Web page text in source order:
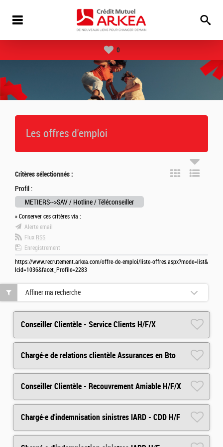
0
Les offres d'emploi
Critères sélectionnés :
Profil :
METIERS-->SAV / Hotline / Téléconseiller
» Conserver ces critères via :
Alerte email
Flux RSS
Enregistrement
https://www.recrutement.arkea.com/offre-de-emploi/liste-offres.aspx?mode=list&
lcid=1036&facet_Profile=2283
Conseiller Clientèle - Service Clients H/F/X
Chargé·e de relations clientèle Assurances en BtoB (CDD) H/F
Conseiller Clientèle - Recouvrement Amiable H/F/X
Chargé·e d'indemnisation sinistres IARD - CDD H/F
Affiner ma recherche